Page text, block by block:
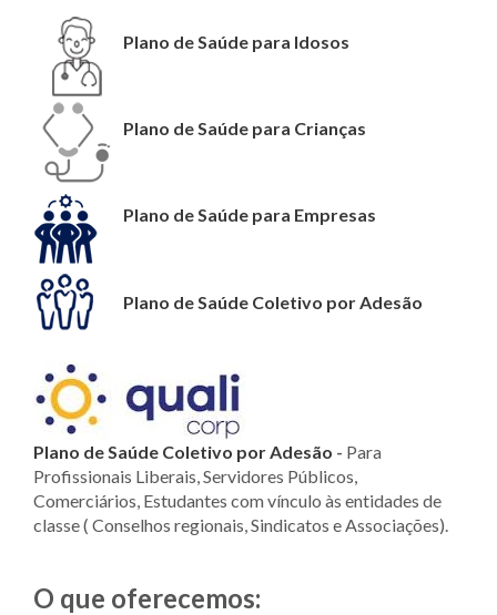
Plano de Saúde para Idosos
Plano de Saúde para Crianças
Plano de Saúde para Empresas
Plano de Saúde Coletivo por Adesão
Plano de Saúde Coletivo por Adesão - Para
Profissionais Liberais, Servidores Públicos,
Comerciários, Estudantes com vínculo às entidades de
classe ( Conselhos regionais, Sindicatos e Associações).
O que oferecemos: